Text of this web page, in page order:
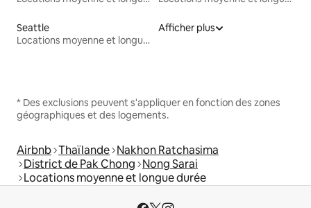
Seattle
Locations moyenne et longue durée
Afficher plus
* Des exclusions peuvent s'appliquer en fonction des zones
géographiques et des logements.
Airbnb Thaïlande Nakhon Ratchasima
District de Pak Chong Nong Sarai
Locations moyenne et longue durée